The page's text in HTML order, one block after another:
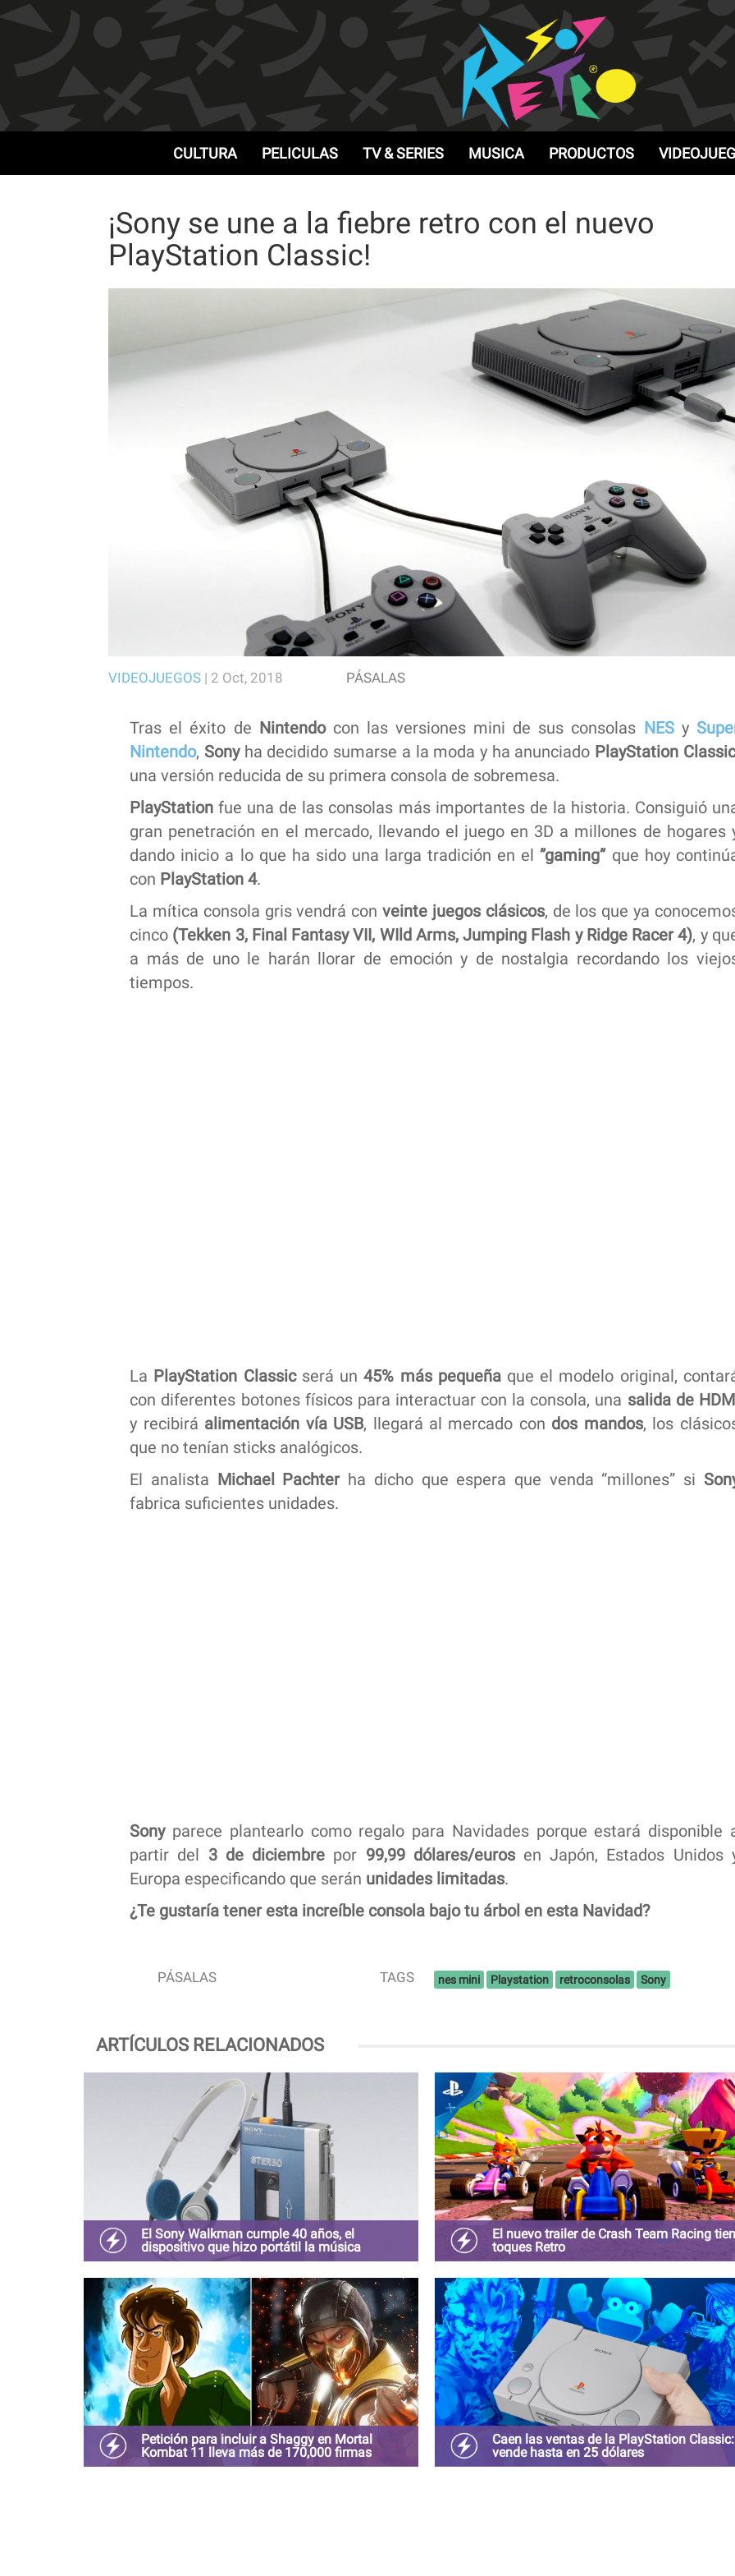
CULTURA PELICULAS TV & SERIES MUSICA PRODUCTOS
¡Sony se une a la fiebre retro con el nuevo
PlayStation Classic!
VIDEOJUEGOS | 2 Oct, 2018 PÁSALAS
Tras el éxito de Nintendocon las versiones mini de sus consolas NESy
Nintendo, Sonyha decidido sumarse a la moda y ha anunciado PlayStation Classic
una versión reducida de su primera consola de sobremesa.
PlayStation fue una de las consolas más importantes de la historia. Consiguió
gran penetración en el mercado, llevando el juego en 3D a millones de hogares
dando inicio a lo que ha sido una larga tradición en el”gaming” que hoy
con PlayStation 4.
La mítica consola gris vendrá conveinte juegos clásicos, de los que ya
cinco (Tekken 3, Final Fantasy VII, WIld Arms, Jumping Flash y Ridge Racer 4), y
a más de uno le harán llorar de emoción y de nostalgia recordando los
tiempos.
La PlayStation Classicserá un45% más pequeñaque el modelo original,
con diferentes botones físicos para interactuar con la consola, una salida de
y recibirá alimentación vía USB, llegará al mercado con dos mandos, los
que no tenían sticks analógicos.
El analista
Michael Pachterha dicho que espera que venda “millones” si
fabrica suficientes unidades.
Sonyparece plantearlo como regalo para Navidades porque estará disponible
partir del 3 de diciembre por 99,99 dólares/eurosen Japón, Estados Unidos
Europa especificando que serán unidades limitadas.
¿Te gustaría tener esta increíble consola bajo tu árbol en esta Navidad?
PÁSALAS TAGS nes mini Playstation retroconsolas Sony
ARTÍCULOS RELACIONADOS
El Sony Walkman cumple 40 años, el
dispositivo que hizo portátil la música
Apple Music existió el Walkman de Sony, que hoy
cumple 40 años.
El nuevo trailer de Crash Team Racing
toques Retro
de junio para PS4, Xbox One y Nintendo Switch
Petición para incluir a Shaggy en Mortal
Kombat 11 lleva más de 170,000 firmas
Caen las ventas de la PlayStation
vende hasta en 25 dólares